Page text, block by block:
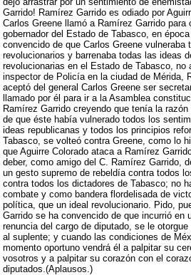
Garrido! Ramírez Garrido es odiado por
Carlos Greene llamó a Ramírez Garrido para
gobernador del Estado de Tabasco, en
convencido de que Carlos Greene vulneraba
revolucionarios y barrenaba todas las ideas
revolucionarias en el Estado de Tabasco, no
inspector de Policía en la ciudad de Mérida,
aceptó del general Carlos Greene ser
llamado por él para ir a la Asamblea
Ramírez Garrido creyendo que tenía la
de que éste había vulnerado todos los
ideas republicanas y todos los principios
Tabasco, se volteó contra Greene, como lo
que Aguirre Colorado ataca a Ramírez
deber, como amigo del C. Ramírez Garrido,
un gesto supremo de rebeldía contra todos
contra todos los dictadores de Tabasco; no
combate y como bandera flordelisada de
política, que un ideal revolucionario. Pido,
Garrido se ha convencido de que incurrió en
renuncia del cargo de diputado, se le
al suplente; y cuando las condiciones de
momento oportuno vendrá él a palpitar su
vosotros y a palpitar su corazón con el
diputados.(Aplausos.)